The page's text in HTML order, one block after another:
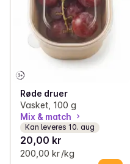
Røde druer
Vasket, 100 g
Mix & match
Kan leveres 10. aug
20,00 kr
200,00 kr /kg